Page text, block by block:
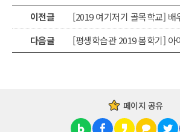
이전글
[2019 여기저기 골목학교] 배우며 실
다음글
[평생학습관 2019 봄학기] 아이와
페이지 공유